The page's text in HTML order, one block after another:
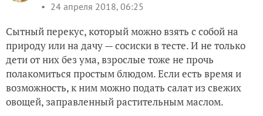
24 апреля 2018, 06:25
Сытный перекус, который можно взять с собой на
природу или на дачу — сосиски в тесте. И не только
дети от них без ума, взрослые тоже не прочь
полакомиться простым блюдом. Если есть время и
возможность, к ним можно подать салат из свежих
овощей, заправленный растительным маслом.